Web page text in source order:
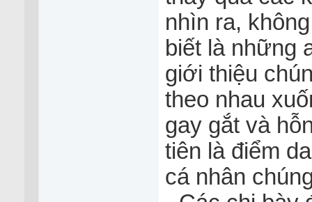
nhìn ra,
biết là những
giới thiệu
theo nhau
gay gắt và
tiên là điểm
cá nhân